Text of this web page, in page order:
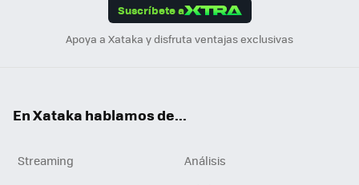
Suscríbete a
Apoya a Xataka y disfruta ventajas exclusivas
En Xataka hablamos de...
Streaming
Análisis